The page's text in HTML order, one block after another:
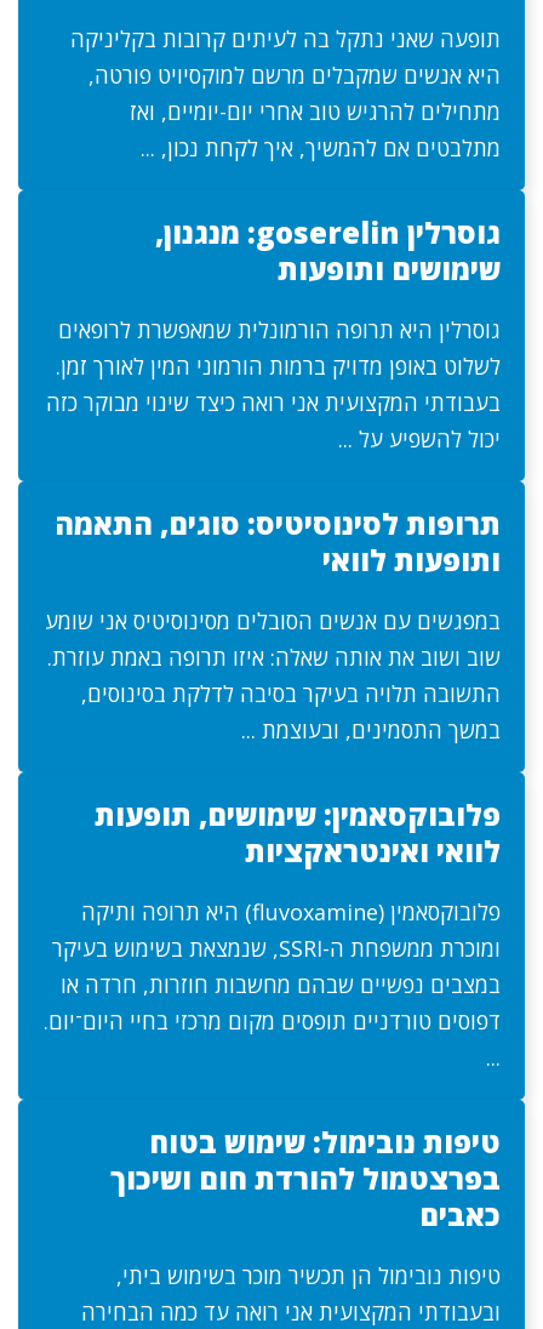
תופעה שאני נתקל בה לעיתים קרובות בקליניקה
היא אנשים שמקבלים מרשם למוקסיויט פורטה,
מתחילים להרגיש טוב אחרי יום-יומיים, ואז
מתלבטים אם להמשיך, איך לקחת נכון, ...
גוסרלין goserelin: מנגנון,
שימושים ותופעות
גוסרלין היא תרופה הורמונלית שמאפשרת לרופאים
לשלוט באופן מדויק ברמות הורמוני המין לאורך זמן.
בעבודתי המקצועית אני רואה כיצד שינוי מבוקר כזה
יכול להשפיע על ...
תרופות לסינוסיטיס: סוגים, התאמה
ותופעות לוואי
במפגשים עם אנשים הסובלים מסינוסיטיס אני שומע
שוב ושוב את אותה שאלה: איזו תרופה באמת עוזרת.
התשובה תלויה בעיקר בסיבה לדלקת בסינוסים,
במשך התסמינים, ובעוצמת ...
פלובוקסאמין: שימושים, תופעות
לוואי ואינטראקציות
פלובוקסאמין (fluvoxamine) היא תרופה ותיקה
ומוכרת ממשפחת ה-SSRI, שנמצאת בשימוש בעיקר
במצבים נפשיים שבהם מחשבות חוזרות, חרדה או
דפוסים טורדניים תופסים מקום מרכזי בחיי היום־יום.
...
טיפות נובימול: שימוש בטוח
בפרצטמול להורדת חום ושיכוך
כאבים
טיפות נובימול הן תכשיר מוכר בשימוש ביתי,
ובעבודתי המקצועית אני רואה עד כמה הבחירה